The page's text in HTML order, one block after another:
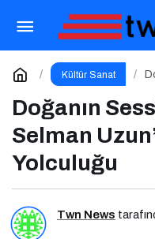
Kültür Sanat
Doğanın
Selman
Yolculuğu
Twn News
Tutap Önde
Yolucluğuna Devam
Yorum Yap